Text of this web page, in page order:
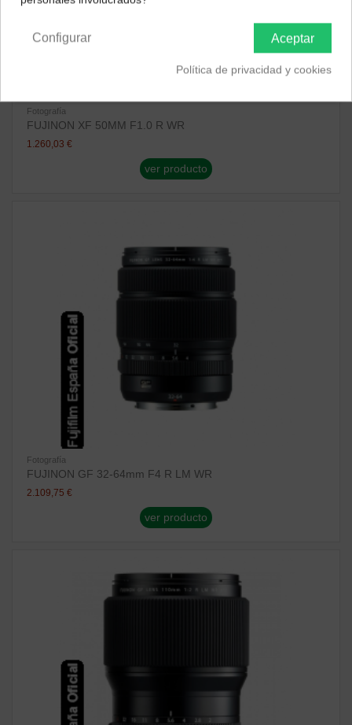
Fotografía
FUJINON XF 50MM F1.0 R WR
1.260,03 €
ver producto
Fotografía
FUJINON GF 32-64mm F4 R LM WR
2.109,75 €
ver producto
Aceptar
Configurar
Política de privacidad y cookies